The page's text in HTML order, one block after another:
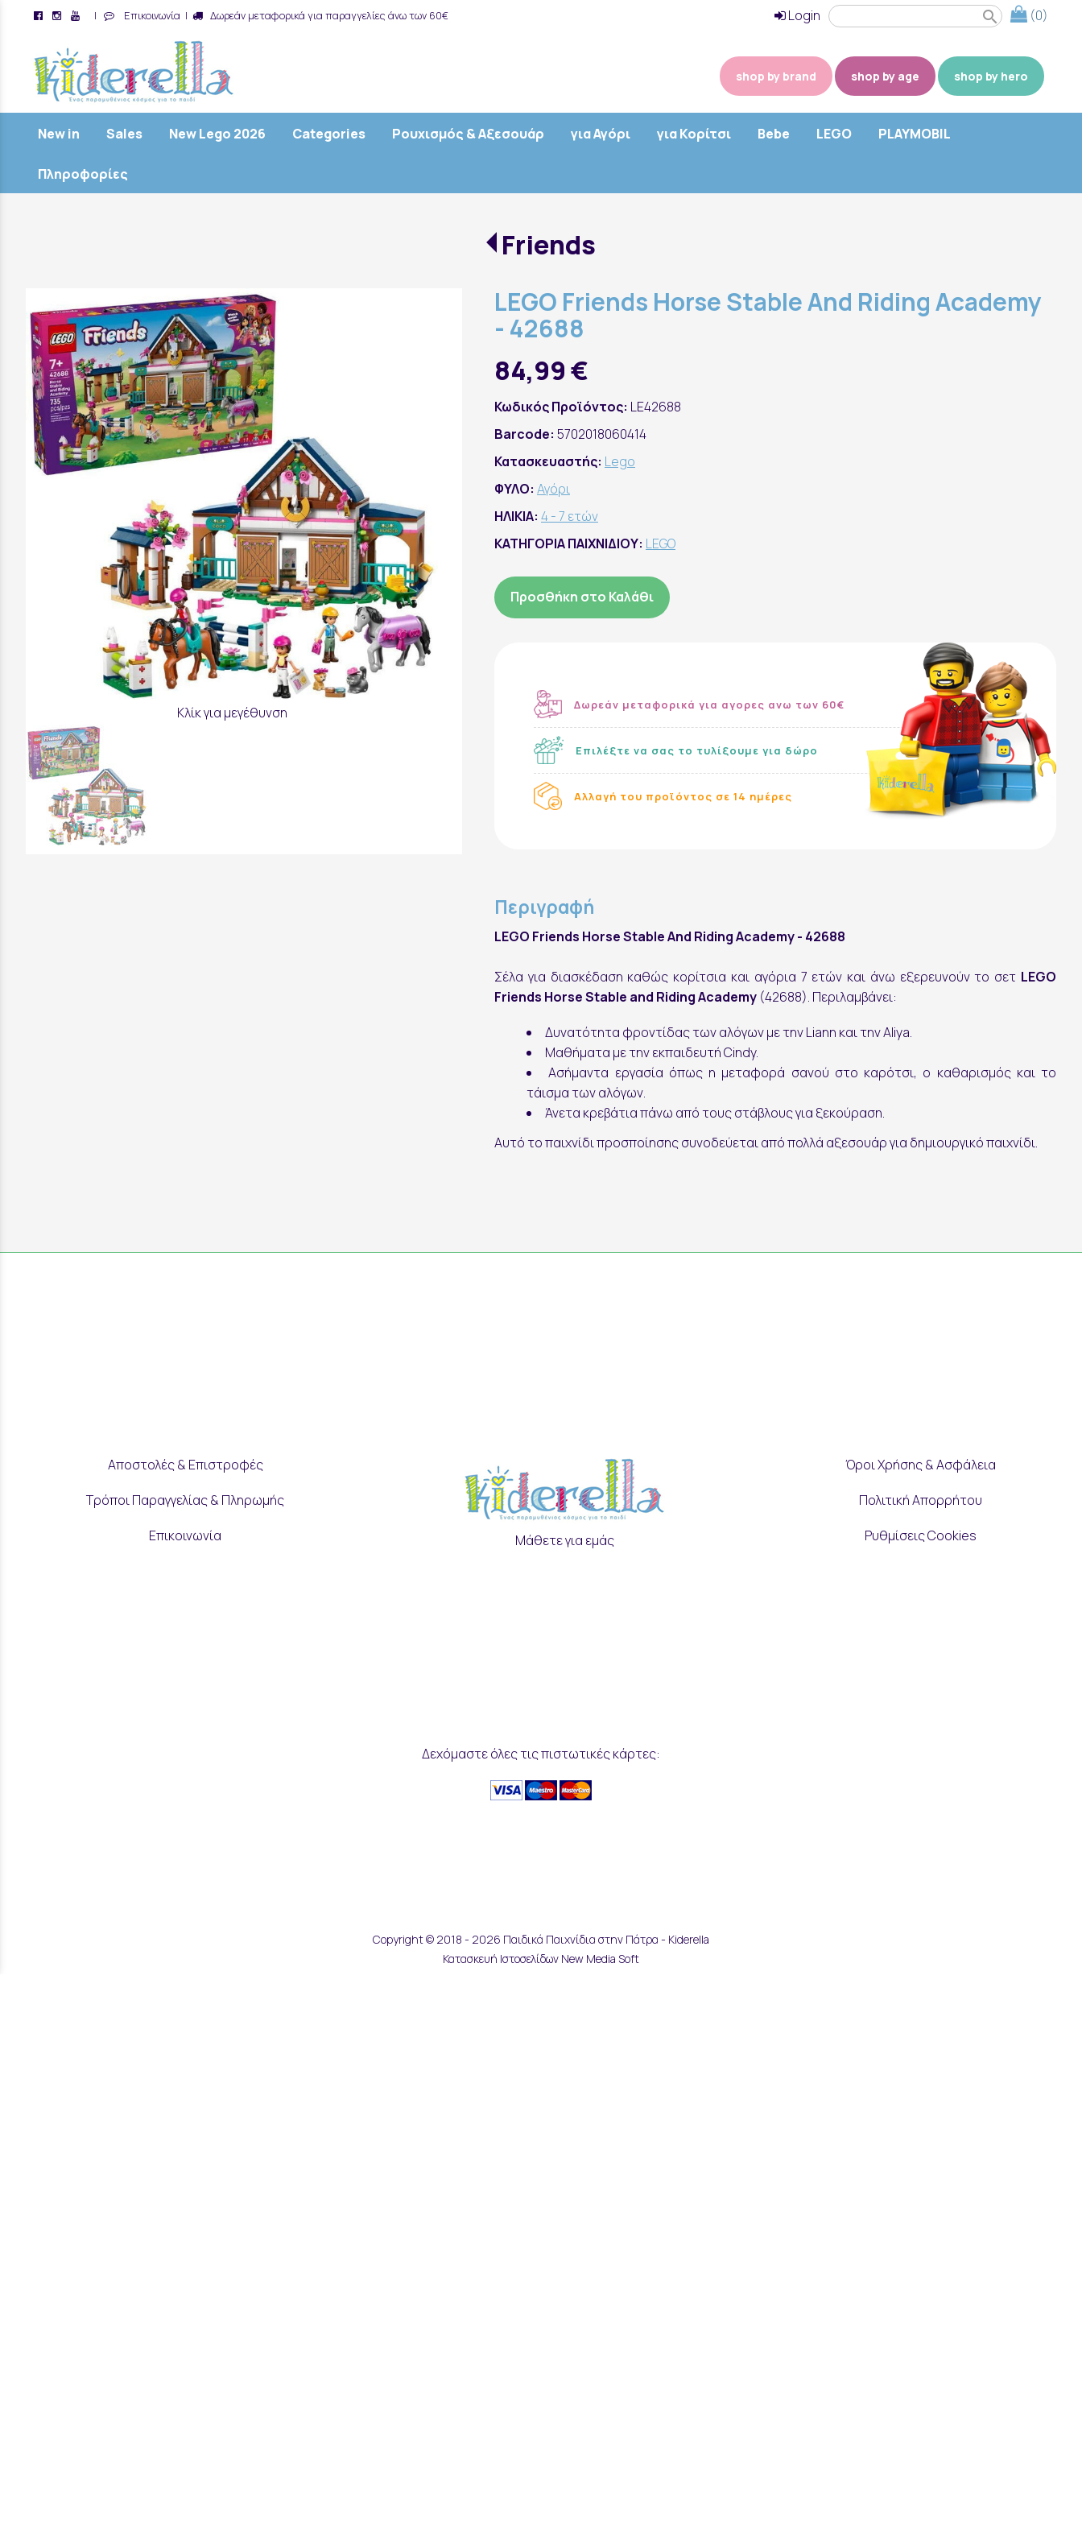
| Επικοινωνία | Δωρεάν μεταφορικά για παραγγελίες άνω των 60€ (0)
search
Login
shop by brand shop by age shop by hero
New in Sales New Lego 2026 Categories Ρουχισμός & Αξεσουάρ για Αγόρι για Κορίτσι Bebe LEGO PLAYMOBIL
Πληροφορίες
Friends
Κλίκ για μεγέθυνση
LEGO Friends Horse Stable And Riding Academy
- 42688
84,99 €
Κωδικός Προϊόντος: LE42688
Barcode: 5702018060414
Κατασκευαστής: Lego
ΦΥΛΟ: Αγόρι
ΗΛΙΚΙΑ: 4 - 7 ετών
ΚΑΤΗΓΟΡΙΑ ΠΑΙΧΝΙΔΙΟΥ: LEGO
Προσθήκη στο Καλάθι
Δωρεάν μεταφορικά για αγορες ανω των 60€
Επιλέξτε να σας το τυλίξουμε για δώρο
Αλλαγή του προϊόντος σε 14 ημέρες
Περιγραφή
LEGO Friends Horse Stable And Riding Academy - 42688
Σέλα για διασκέδαση καθώς κορίτσια και αγόρια 7 ετών και άνω εξερευνούν το σετ LEGO
Friends Horse Stable and Riding Academy (42688). Περιλαμβάνει:
Δυνατότητα φροντίδας των αλόγων με την Liann και την Aliya.
Μαθήματα με την εκπαιδευτή Cindy.
Ασήμαντα εργασία όπως η μεταφορά σανού στο καρότσι, ο καθαρισμός και το
τάισμα των αλόγων.
Άνετα κρεβάτια πάνω από τους στάβλους για ξεκούραση.
Αυτό το παιχνίδι προσποίησης συνοδεύεται από πολλά αξεσουάρ για δημιουργικό παιχνίδι.
Εγγραφή στο Newsletter
εγγραφή
Αποστολές & Επιστροφές
Τρόποι Παραγγελίας & Πληρωμής
Επικοινωνία Μάθετε για εμάς
Όροι Χρήσης & Ασφάλεια
Πολιτική Απορρήτου
Ρυθμίσεις Cookies
Δεχόμαστε όλες τις πιστωτικές κάρτες:
Copyright © 2018 - 2026 Παιδικά Παιχνίδια στην Πάτρα - Kiderella
Κατασκευή Ιστοσελίδων New Media Soft